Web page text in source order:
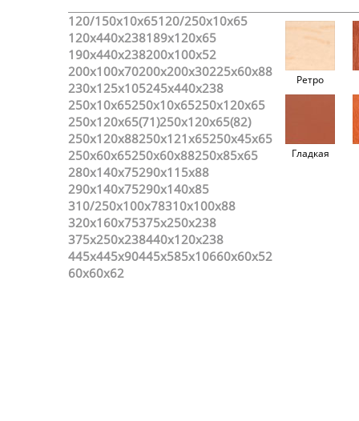
120/150х10х65120/250x10x65
120x440x238189х120х65
190x440x238200х100х52
200х100х70200х200х30225x60x88
230x125x105245x440x238
250x10x65250х10х65250х120х65
250х120х65(71)250х120х65(82)
250х120х88250х121х65250х45х65
250х60х65250х60х88250х85х65
280х140х75290x115x88
290х140х75290х140х85
310/250x100x78310x100x88
320х160х75375x250x238
375х250х238440x120x238
445x445x90445x585x10660х60х52
60х60х62
Ретро
Гладкая